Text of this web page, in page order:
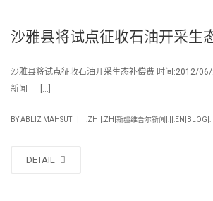
沙雅县将试点征收石油开采生
沙雅县将试点征收石油开采生态补偿费 时间
新闻 […]
BYABLIZ MAHSUT [:ZH][:ZH]新疆维吾尔新闻[:][:EN]BLOG[:]
DETAIL